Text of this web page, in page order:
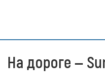
На дороге —